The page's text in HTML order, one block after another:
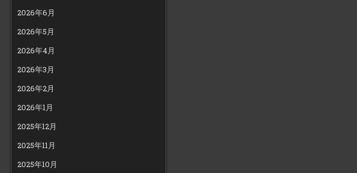
2026年6月
2026年5月
2026年4月
2026年3月
2026年2月
2026年1月
2025年12月
2025年11月
2025年10月